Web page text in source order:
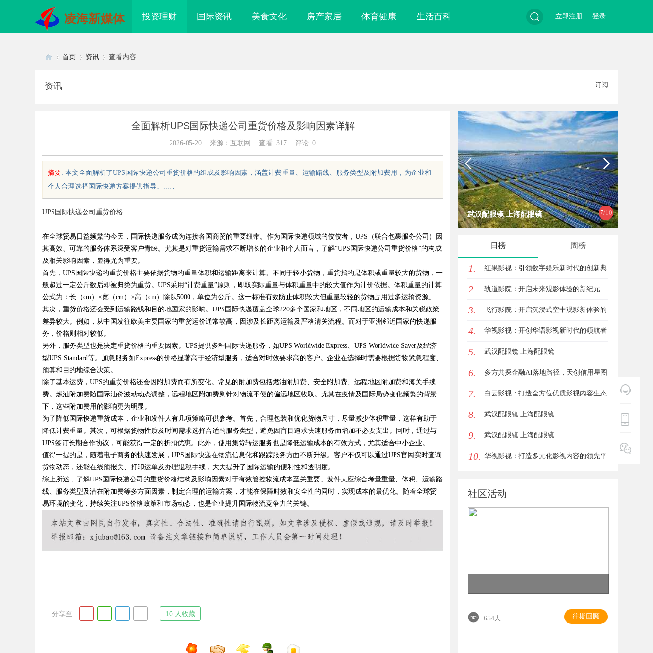
凌海新媒体 投资理财 国际资讯 美食文化 房产家居 体育健康 生活百科
索
登录
立即注册
uz
!
Bo
首页 资讯 查看内容
资讯 订阅
全面解析UPS国际快递公司重货价格及影响因素详解
2026-05-20 来源：互联网 查看: 317 评论: 0
摘要: 本文全面解析了UPS国际快递公司重货价格的组成及影响因素，涵盖计费重量、运输路线、服务类型及附加费用，为企业和
个人合理选择国际快递方案提供指导。......
UPS国际快递公司重货价格
在全球贸易日益频繁的今天，国际快递服务成为连接各国商贸的重要纽带。作为国际快递领域的佼佼者，UPS（联合包裹服务公司）因
其高效、可靠的服务体系深受客户青睐。尤其是对重货运输需求不断增长的企业和个人而言，了解“UPS国际快递公司重货价格”的构成
及相关影响因素，显得尤为重要。
首先，UPS国际快递的重货价格主要依据货物的重量体积和运输距离来计算。不同于轻小货物，重货指的是体积或重量较大的货物，一
般超过一定公斤数后即被归类为重货。UPS采用“计费重量”原则，即取实际重量与体积重量中的较大值作为计价依据。体积重量的计算
公式为：长（cm）×宽（cm）×高（cm）除以5000，单位为公斤。这一标准有效防止体积较大但重量较轻的货物占用过多运输资源。
其次，重货价格还会受到运输路线和目的地国家的影响。UPS国际快递覆盖全球220多个国家和地区，不同地区的运输成本和关税政策
差异较大。例如，从中国发往欧美主要国家的重货运价通常较高，因涉及长距离运输及严格清关流程。而对于亚洲邻近国家的快递服
务，价格则相对较低。
另外，服务类型也是决定重货价格的重要因素。UPS提供多种国际快递服务，如UPS Worldwide Express、UPS Worldwide Saver及经济
型UPS Standard等。加急服务如Express的价格显著高于经济型服务，适合对时效要求高的客户。企业在选择时需要根据货物紧急程度、
预算和目的地综合决策。
除了基本运费，UPS的重货价格还会因附加费而有所变化。常见的附加费包括燃油附加费、安全附加费、远程地区附加费和海关手续
费。燃油附加费随国际油价波动动态调整，远程地区附加费则针对物流不便的偏远地区收取。尤其在疫情及国际局势变化频繁的背景
下，这些附加费用的影响更为明显。
为了降低国际快递重货成本，企业和发件人有几项策略可供参考。首先，合理包装和优化货物尺寸，尽量减少体积重量，这样有助于
降低计费重量。其次，可根据货物性质及时间需求选择合适的服务类型，避免因盲目追求快速服务而增加不必要支出。同时，通过与
UPS签订长期合作协议，可能获得一定的折扣优惠。此外，使用集货转运服务也是降低运输成本的有效方式，尤其适合中小企业。
值得一提的是，随着电子商务的快速发展，UPS国际快递在物流信息化和跟踪服务方面不断升级。客户不仅可以通过UPS官网实时查询
货物动态，还能在线预报关、打印运单及办理退税手续，大大提升了国际运输的便利性和透明度。
综上所述，了解UPS国际快递公司的重货价格结构及影响因素对于有效管控物流成本至关重要。发件人应综合考量重量、体积、运输路
线、服务类型及潜在附加费等多方面因素，制定合理的运输方案，才能在保障时效和安全性的同时，实现成本的最优化。随着全球贸
易环境的变化，持续关注UPS价格政策和市场动态，也是企业提升国际物流竞争力的关键。
分享至 : 10 人收藏
8/10
b2b网站导航的重要性及其优 武汉配眼镜 上海配眼镜
日榜 周榜
1. 红果影视：引领数字娱乐新时代的创新典
范
2. 轨道影院：开启未来观影体验的新纪元
3. 飞行影院：开启沉浸式空中观影新体验的
未来趋势
4. 华视影视：开创华语影视新时代的领航者
5. 武汉配眼镜 上海配眼镜
6. 多方共探金融AI落地路径，天创信用星图
AI助力产业金融智能升级
7. 白云影视：打造全方位优质影视内容生态
体系的先锋力量
8. 武汉配眼镜 上海配眼镜
9. 武汉配眼镜 上海配眼镜
10. 华视影视：打造多元化影视内容的领先平
社区活动
654人 往期回顾